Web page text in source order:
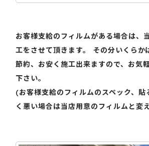
お客様支給のフィルムがある場合は、
工をさせて頂きます。 その分いくらか
節約、お安く施工出来ますので、お気
下さい。
(お客様支給のフィルムのスペック、貼
く悪い場合は当店用意のフィルムと変